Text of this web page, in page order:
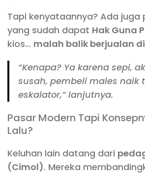
Tapi kenyataannya? Ada juga
yang sudah dapat Hak Guna
kios… malah balik berjualan
“Kenapa? Ya karena sepi,
susah, pembeli males naik
eskalator,” lanjutnya.
Pasar Modern Tapi
Lalu?
Keluhan lain datang dari
(Cimol). Mereka